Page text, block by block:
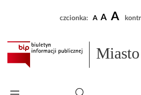
czcionka: A A A